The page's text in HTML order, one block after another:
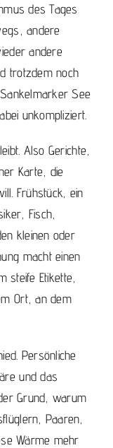
des Tages
andere
andere
trotzdem noch
See
unkompliziert.
Also Gerichte,
Karte, die
Frühstück, ein
Fisch,
kleinen oder
macht einen
steife Etikette,
Ort, an dem
Persönliche
und das
Grund, warum
Paaren,
Wärme mehr